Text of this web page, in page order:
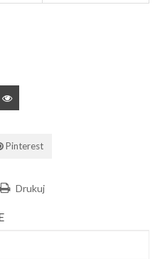
Pinterest
Drukuj